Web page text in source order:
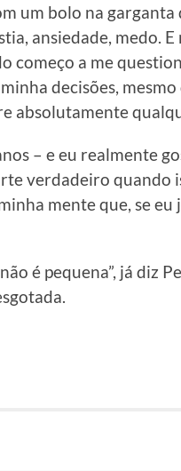
um bolo na garganta
ansiedade, medo. E
começo a me
decisões,
absolutamente
– e eu realmente
verdadeiro quando
mente que, se eu
é pequena”, já diz